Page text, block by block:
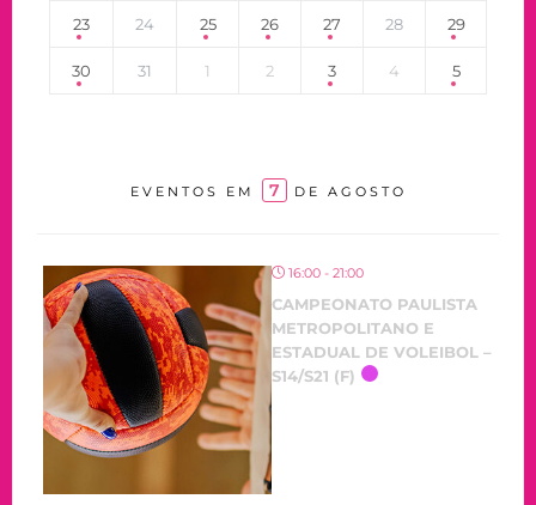
23 24 25 26 27 28 29
30 31 1 2 3 4 5
EVENTOS EM 7 DE AGOSTO
16:00 - 21:00
CAMPEONATO PAULISTA
METROPOLITANO E
ESTADUAL DE VOLEIBOL –
S14/S21 (F)